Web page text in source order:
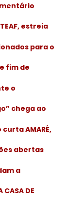
estreia
para o
fim de
o
chega ao
AMARÉ,
abertas
a
CASA DE